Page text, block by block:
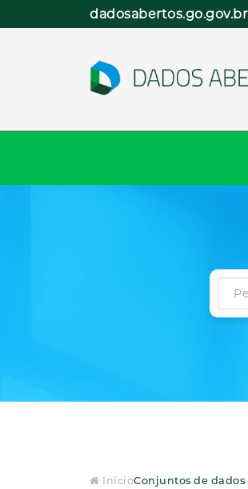
dadosabertos.go.gov.br
InícioConjuntos de dados